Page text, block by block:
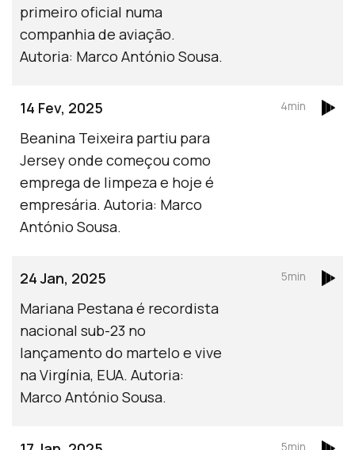
primeiro oficial numa
companhia de aviação.
Autoria: Marco António Sousa.
14 Fev, 2025
Beanina Teixeira partiu para
Jersey onde começou como
emprega de limpeza e hoje é
empresária. Autoria: Marco
António Sousa.
4min
24 Jan, 2025
Mariana Pestana é recordista
nacional sub-23 no
lançamento do martelo e vive
na Virgínia, EUA. Autoria:
Marco António Sousa.
5min
5min